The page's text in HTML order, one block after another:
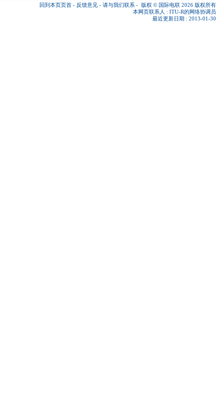
回到本页页首 - 反馈意见 - 请与我们联系 - 版权 © 国际电联 2026 版权所有
本网页联系人 : ITU-R的网络协调员
最近更新日期 : 2013-01-30